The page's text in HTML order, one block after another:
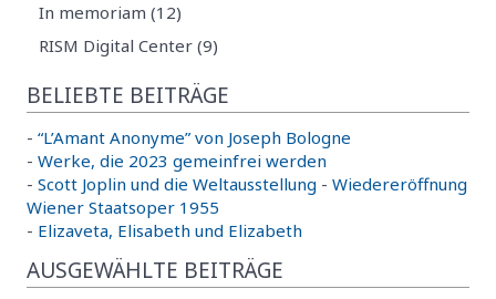
In memoriam (12)
RISM Digital Center (9)
BELIEBTE BEITRÄGE
- “L’Amant Anonyme” von Joseph Bologne
- Werke, die 2023 gemeinfrei werden
- Scott Joplin und die Weltausstellung - Wiedereröffnung
Wiener Staatsoper 1955
- Elizaveta, Elisabeth und Elizabeth
AUSGEWÄHLTE BEITRÄGE